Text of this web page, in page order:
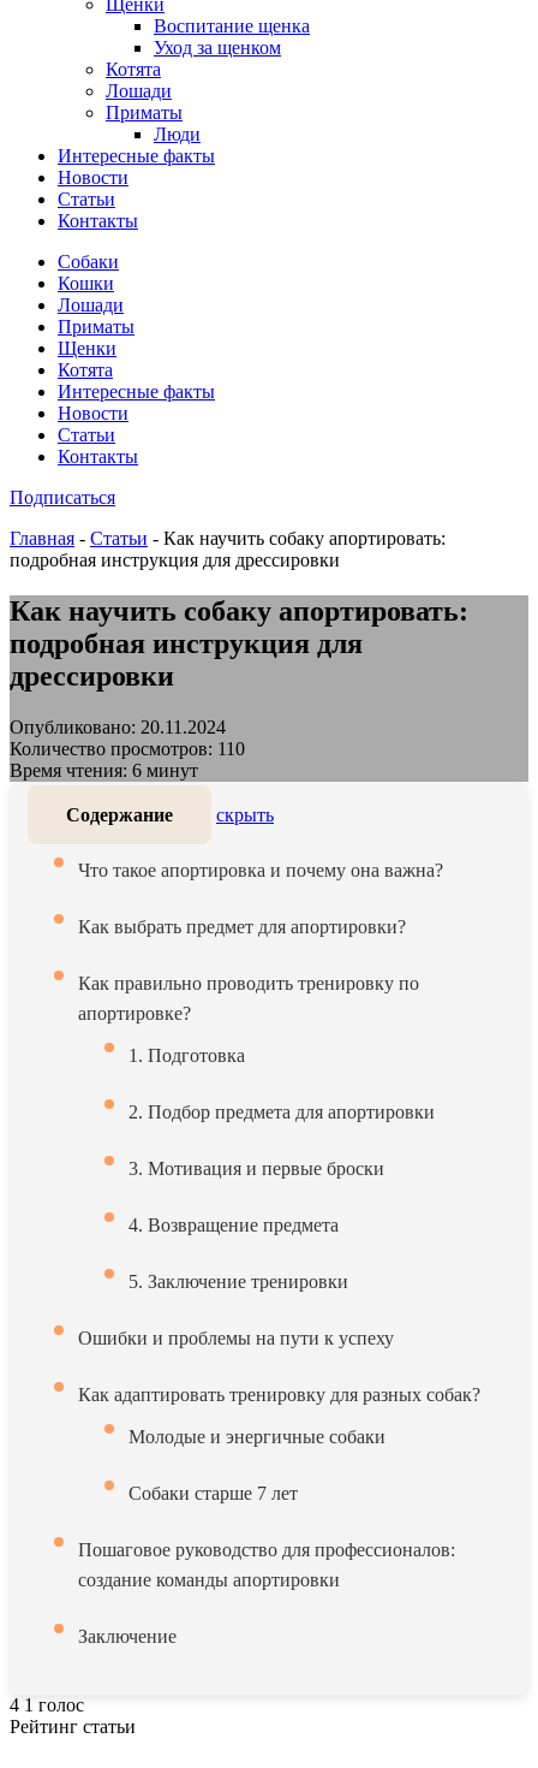
Щенки
Воспитание щенка
Уход за щенком
Котята
Лошади
Приматы
Люди
Интересные факты
Новости
Статьи
Контакты
Собаки
Кошки
Лошади
Приматы
Щенки
Котята
Интересные факты
Новости
Статьи
Контакты
Подписаться
Главная - Статьи - Как научить собаку апортировать:
подробная инструкция для дрессировки
Как научить собаку апортировать:
подробная инструкция для
дрессировки
Опубликовано: 20.11.2024
Количество просмотров: 110
Время чтения: 6 минут
Содержание скрыть
Что такое апортировка и почему она важна?
Как выбрать предмет для апортировки?
Как правильно проводить тренировку по
апортировке?
1. Подготовка
2. Подбор предмета для апортировки
3. Мотивация и первые броски
4. Возвращение предмета
5. Заключение тренировки
Ошибки и проблемы на пути к успеху
Как адаптировать тренировку для разных собак?
Молодые и энергичные собаки
Собаки старше 7 лет
Пошаговое руководство для профессионалов:
создание команды апортировки
Заключение
4 1 голос
Рейтинг статьи